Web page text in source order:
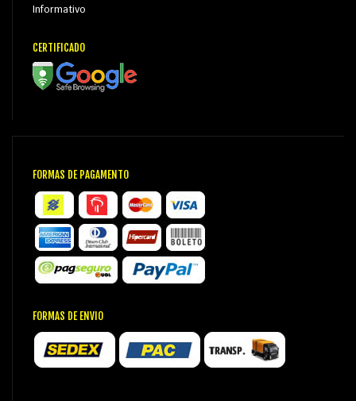
Informativo
CERTIFICADO
FORMAS DE PAGAMENTO
FORMAS DE ENVIO